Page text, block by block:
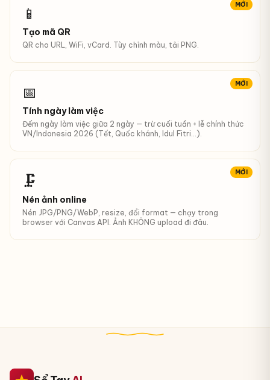
MỚI
📱
Tạo mã QR
QR cho URL, WiFi, vCard. Tùy chỉnh màu, tải PNG.
MỚI
📅
Tính ngày làm việc
Đếm ngày làm việc giữa 2 ngày — trừ cuối tuần + lễ chính thức
VN/Indonesia 2026 (Tết, Quốc khánh, Idul Fitri…).
MỚI
🗜️
Nén ảnh online
Nén JPG/PNG/WebP, resize, đổi format — chạy trong
browser với Canvas API. Ảnh KHÔNG upload đi đâu.